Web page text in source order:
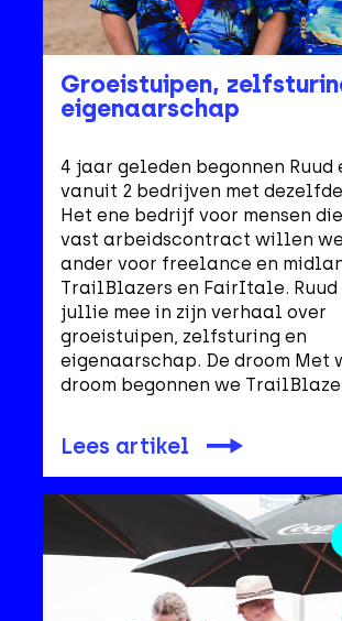
Groeistuipen,
eigenaarschap
4 jaar geleden begonnen Ruud
vanuit 2 bedrijven met
Het ene bedrijf voor mensen
vast arbeidscontract willen
ander voor freelance en
TrailBlazers en FairItale. Ruud
jullie mee in zijn verhaal over
groeistuipen, zelfsturing en
eigenaarschap. De droom Met
droom begonnen we
Lees artikel